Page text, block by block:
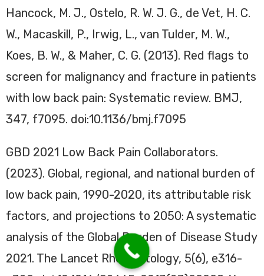
Hancock, M. J., Ostelo, R. W. J. G., de Vet, H. C.
W., Macaskill, P., Irwig, L., van Tulder, M. W.,
Koes, B. W., & Maher, C. G. (2013). Red flags to
screen for malignancy and fracture in patients
with low back pain: Systematic review. BMJ,
347, f7095. doi:10.1136/bmj.f7095
GBD 2021 Low Back Pain Collaborators.
(2023). Global, regional, and national burden of
low back pain, 1990-2020, its attributable risk
factors, and projections to 2050: A systematic
analysis of the Global Burden of Disease Study
2021. The Lancet Rheumatology, 5(6), e316-